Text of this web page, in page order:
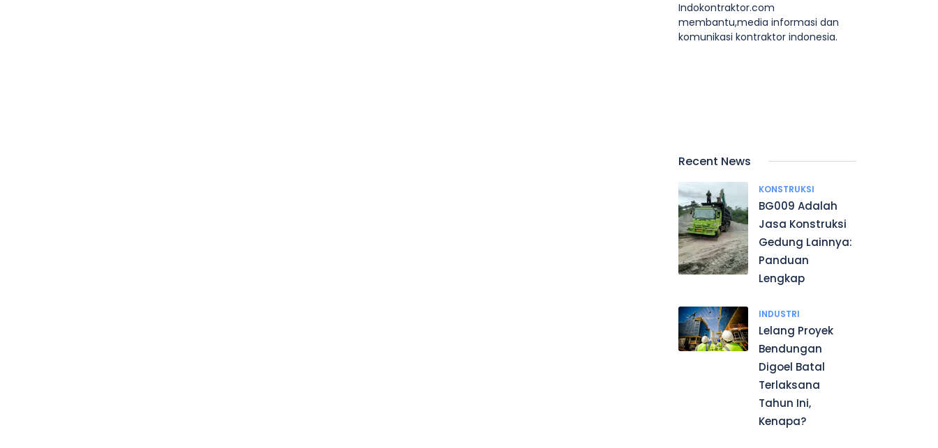
Indokontraktor.com
membantu,media informasi dan
komunikasi kontraktor indonesia.
Recent News
KONSTRUKSI
BG009 Adalah
Jasa Konstruksi
Gedung Lainnya:
Panduan
Lengkap
INDUSTRI
Lelang Proyek
Bendungan
Digoel Batal
Terlaksana
Tahun Ini,
Kenapa?